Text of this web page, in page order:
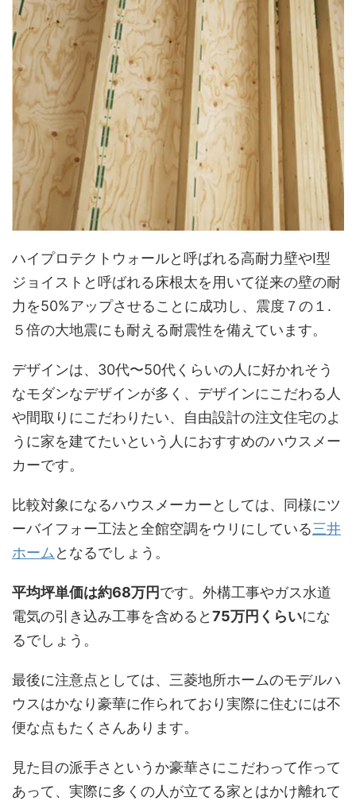
ハイプロテクトウォールと呼ばれる高耐力壁やI型
ジョイストと呼ばれる床根太を用いて従来の壁の耐
力を50%アップさせることに成功し、震度７の１.
５倍の大地震にも耐える耐震性を備えています。
デザインは、30代〜50代くらいの人に好かれそう
なモダンなデザインが多く、デザインにこだわる人
や間取りにこだわりたい、自由設計の注文住宅のよ
うに家を建てたいという人におすすめのハウスメー
カーです。
比較対象になるハウスメーカーとしては、同様にツ
ーバイフォー工法と全館空調をウリにしている三井
ホーム となるでしょう。
平均坪単価は約68万円です。外構工事やガス水道
電気の引き込み工事を含めると75万円くらいにな
るでしょう。
最後に注意点としては、三菱地所ホームのモデルハ
ウスはかなり豪華に作られており実際に住むには不
便な点もたくさんあります。
見た目の派手さというか豪華さにこだわって作って
あって、実際に多くの人が立てる家とはかけ離れて